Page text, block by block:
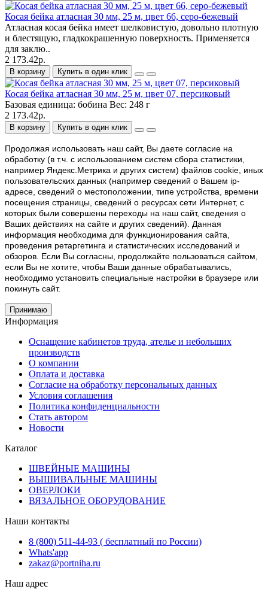
Косая бейка атласная 30 мм, 25 м, цвет 66, серо-бежевый
Атласная косая бейка имеет шелковистую, довольно плотную
и блестящую, гладкокрашенную поверхность. Применяется
для заклю..
2 173.42р.
В корзину Купить в один клик
Косая бейка атласная 30 мм, 25 м, цвет 07, персиковый
Базовая единица: бобина Вес: 248 г
2 173.42р.
В корзину Купить в один клик
Продолжая использовать наш cайт, Вы даете согласие на
обработку (в т.ч. с использованием систем сбора статистики,
например Яндекс.Метрика и других систем) файлов cookie, иных
пользовательских данных (например сведений о Вашем ip-
адресе, сведений о местоположении, типе устройства, времени
посещения страницы, сведений о ресурсах сети Интернет, с
которых были совершены переходы на наш сайт, сведения о
Ваших действиях на сайте и других сведений). Данная
информация необходима для функционирования сайта,
проведения ретаргетинга и статистических исследований и
обзоров. Если Вы согласны, продолжайте пользоваться сайтом,
если Вы не хотите, чтобы Ваши данные обрабатывались,
необходимо установить специальные настройки в браузере или
покинуть сайт.
Принимаю
Информация
Оснащение кабинетов труда, ателье и небольших
производств
О компании
Оплата и доставка
Согласие на обработку персональных данных
Условия соглашения
Политика конфиденциальности
Стать автором
Новости
Каталог
ШВЕЙНЫЕ МАШИНЫ
ВЫШИВАЛЬНЫЕ МАШИНЫ
ОВЕРЛОКИ
ВЯЗАЛЬНОЕ ОБОРУДОВАНИЕ
Наши контакты
8 (800) 511-44-93 ( бесплатный по России)
Whats'app
zakaz@portniha.ru
Наш адрес